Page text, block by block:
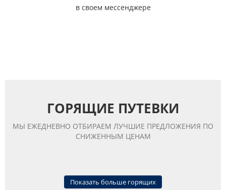
в своем мессенджере
ГОРЯЩИЕ ПУТЕВКИ
МЫ ЕЖЕДНЕВНО ОТБИРАЕМ ЛУЧШИЕ ПРЕДЛОЖЕНИЯ ПО
СНИЖЕННЫМ ЦЕНАМ
Показать больше горящих